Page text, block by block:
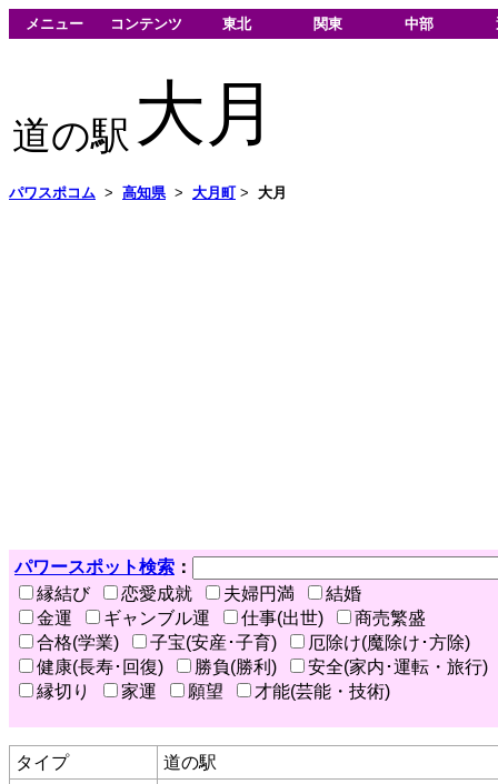
メニュー コンテンツ 東北 関東 中部
道の駅 大月
パワスポコム > 高知県> 大月町> 大月
パワースポット検索 ：
縁結び
恋愛成就 夫婦円満
結婚
金運
ギャンブル運 仕事(出世)
商売繁盛
合格(学業)
子宝(安産･子育)
厄除け(魔除け･方除)
健康(長寿･回復)
勝負(勝利)
安全(家内･運転・旅行)
縁切り
家運 願望 才能(芸能・技術)
タイプ
道の駅